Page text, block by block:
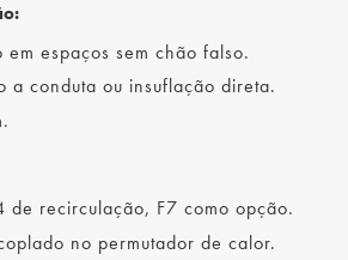
em espaços sem chão falso.
a conduta ou insuflação direta.
de recirculação, F7 como opção.
no permutador de calor.